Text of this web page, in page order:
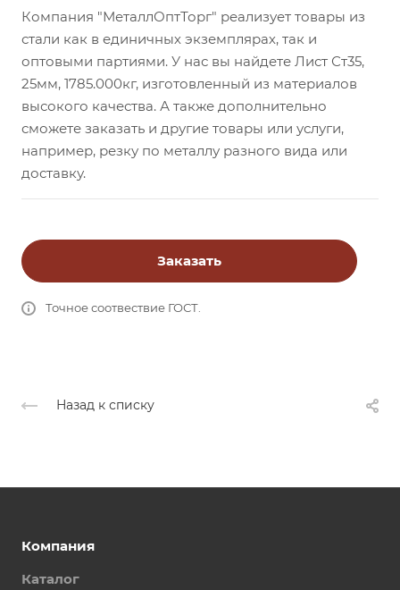
Компания "МеталлОптТорг" реализует товары из
стали как в единичных экземплярах, так и
оптовыми партиями. У нас вы найдете Лист Ст35,
25мм, 1785.000кг, изготовленный из материалов
высокого качества. А также дополнительно
сможете заказать и другие товары или услуги,
например, резку по металлу разного вида или
доставку.
Заказать
Точное соотвествие ГОСТ.
Назад к списку
Компания
Каталог